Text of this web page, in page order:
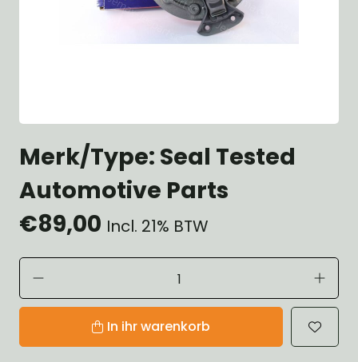
Merk/Type: Seal Tested
Automotive Parts
€89,00 Incl. 21% BTW
In ihr warenkorb